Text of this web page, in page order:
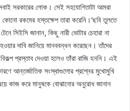
সরকারের লোক। সেই সহযোগিতাটা আমরা
কোনো রকমের হস্তক্ষেপ তারা করেনি।’ছবি তুলতে
সিইসি জানান, কিছু নারী ভোটার চেহারা না
দাবি জানিয়ে মানববন্ধন করেছেন। তাঁদের
বিকল্প প্রস্তাব দেওয়া হলেও তাঁরা রাজি হননি। এই
আন্তর্জাতিক সংস্থাগুলোর প্রশ্নের মুখোমুখি
কাজ করে মানুষকে বোঝানোর অনুরোধ জানান